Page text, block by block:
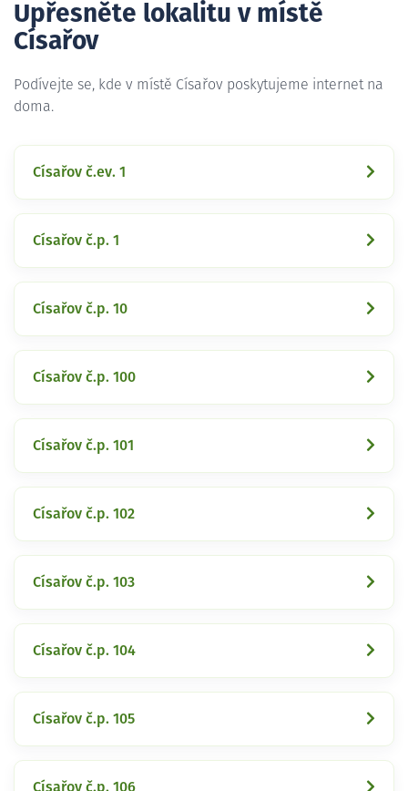
Upřesněte lokalitu v místě
Císařov
Podívejte se, kde v místě Císařov poskytujeme internet na
doma.
Císařov č.ev. 1
Císařov č.p. 1
Císařov č.p. 10
Císařov č.p. 100
Císařov č.p. 101
Císařov č.p. 102
Císařov č.p. 103
Císařov č.p. 104
Císařov č.p. 105
Císařov č.p. 106